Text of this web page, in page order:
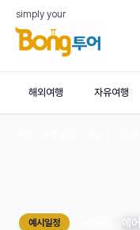
simply your
해외여행 자유여행
예시일정 에